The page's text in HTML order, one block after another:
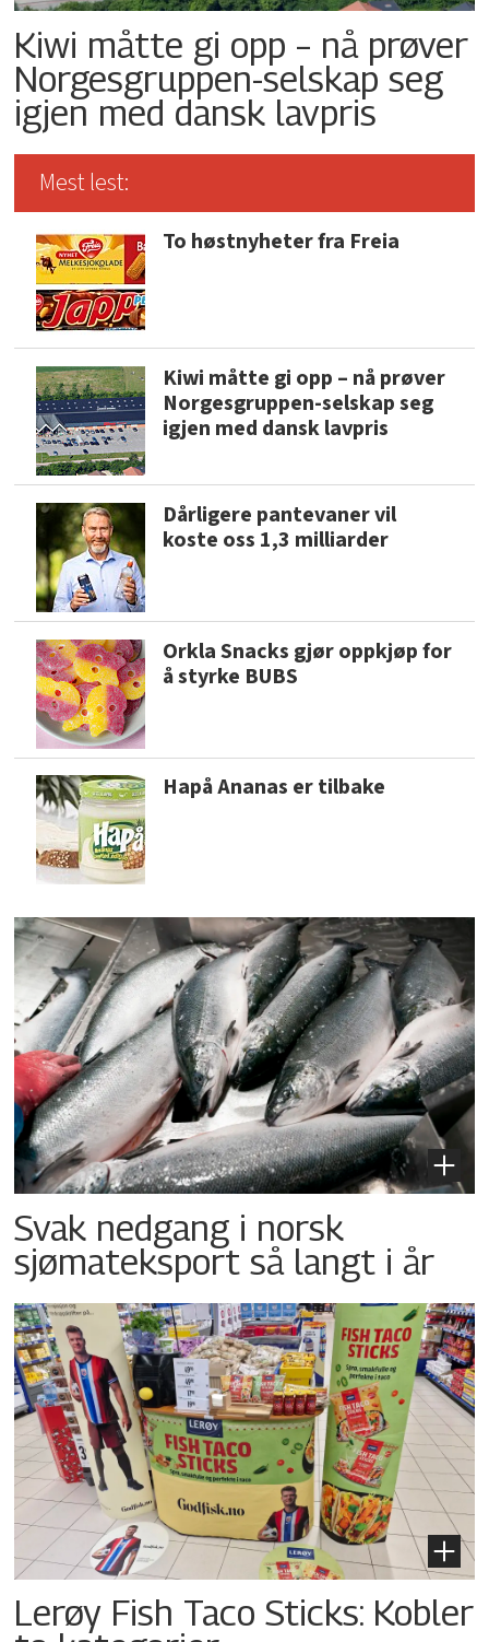
Kiwi måtte gi opp – nå prøver
Norgesgruppen-selskap seg
igjen med dansk lavpris
Mest lest:
To høstnyheter fra Freia
Kiwi måtte gi opp – nå prøver
Norgesgruppen-selskap seg
igjen med dansk lavpris
Dårligere pantevaner vil
koste oss 1,3 milliarder
Orkla Snacks gjør oppkjøp for
å styrke BUBS
Hapå Ananas er tilbake
Svak nedgang i norsk
sjømateksport så langt i år
Lerøy Fish Taco Sticks: Kobler